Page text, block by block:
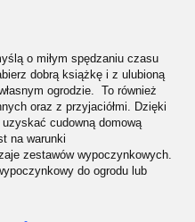
o miłym spędzaniu czasu
dobrą książkę i z ulubioną
ogrodzie. To również
oraz z przyjaciółmi. Dzięki
cudowną domową
na warunki
zestawów wypoczynkowych.
do ogrodu lub